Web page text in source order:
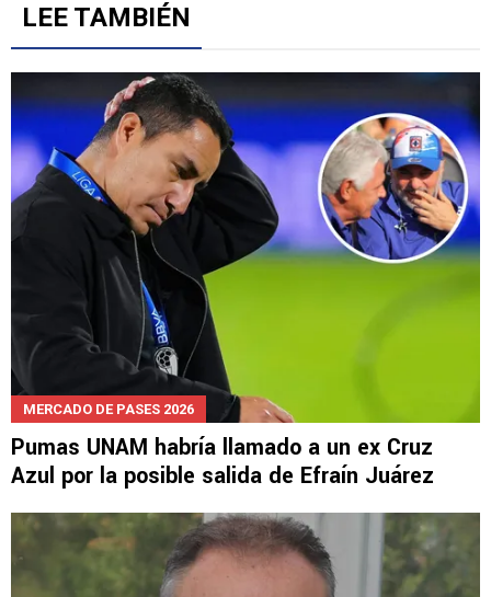
LEE TAMBIÉN
MERCADO DE PASES 2026
Pumas UNAM habría llamado a un ex Cruz
Azul por la posible salida de Efraín Juárez